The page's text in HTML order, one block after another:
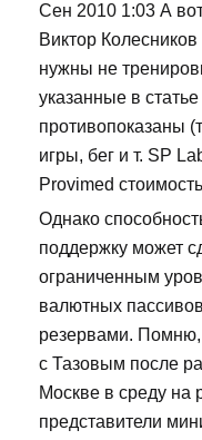
Сен 2010 1:03 А
Виктор
нужны не
указанные в
противопоказаны
игры, бег и т. SP
Provimed
Однако
поддержку может
ограниченным
валютных
резервами.
с Тазовым после
Москве в среду на
представители